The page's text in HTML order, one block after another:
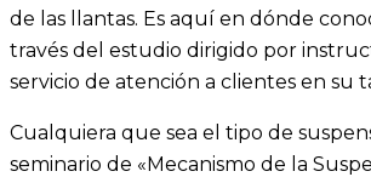
de las llantas. Es aquí en dónde
través del estudio dirigido por
servicio de atención a clientes en su
Cualquiera que sea el tipo de
seminario de «Mecanismo de la